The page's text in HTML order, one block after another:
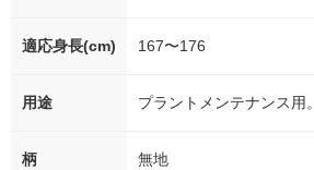
適応身長(cm) 167〜176
用途 プラントメンテナンス用。
柄 無地